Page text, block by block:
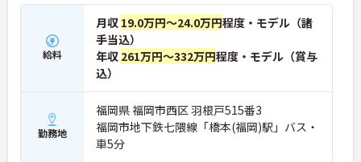
給料
月収 19.0万円～24.0万円程度・モデル（諸
手当込）
年収 261万円～332万円程度・モデル（賞与
込）
勤務地
福岡県 福岡市西区 羽根戸515番3
福岡市地下鉄七隈線「橋本(福岡)駅」バス・
車5分